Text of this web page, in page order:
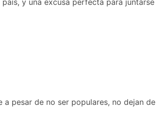
y una excusa perfecta para juntarse
pesar de no ser populares, no dejan de